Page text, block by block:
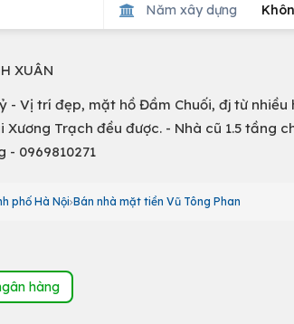
Năm xây dựng
XUÂN
- Vị trí đẹp, mặt hồ Đầm Chuối, đj từ
Xương Trạch đều được. - Nhà cũ 1.5 tầng
- 0969810271
phố Hà Nội Bán nhà mặt tiền Vũ Tông Phan
hàng